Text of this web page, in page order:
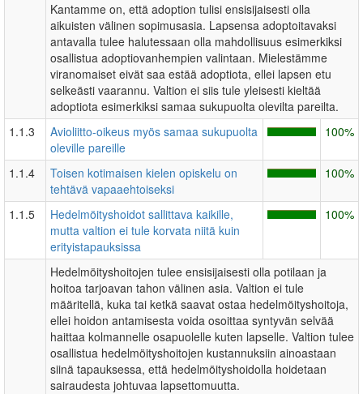
Kantamme on, että adoption tulisi ensisijaisesti olla
aikuisten välinen sopimusasia. Lapsensa adoptoitavaksi
antavalla tulee halutessaan olla mahdollisuus esimerkiksi
osallistua adoptiovanhempien valintaan. Mielestämme
viranomaiset eivät saa estää adoptiota, ellei lapsen etu
selkeästi vaarannu. Valtion ei siis tule yleisesti kieltää
adoptiota esimerkiksi samaa sukupuolta olevilta pareilta.
1.1.3
Avioliitto-oikeus myös samaa sukupuolta
oleville pareille
100%
1.1.4
Toisen kotimaisen kielen opiskelu on
tehtävä vapaaehtoiseksi
100%
1.1.5
Hedelmöityshoidot sallittava kaikille,
mutta valtion ei tule korvata niitä kuin
erityistapauksissa
100%
Hedelmöityshoitojen tulee ensisijaisesti olla potilaan ja
hoitoa tarjoavan tahon välinen asia. Valtion ei tule
määritellä, kuka tai ketkä saavat ostaa hedelmöityshoitoja,
ellei hoidon antamisesta voida osoittaa syntyvän selvää
haittaa kolmannelle osapuolelle kuten lapselle. Valtion tulee
osallistua hedelmöityshoitojen kustannuksiin ainoastaan
siinä tapauksessa, että hedelmöityshoidolla hoidetaan
sairaudesta johtuvaa lapsettomuutta.